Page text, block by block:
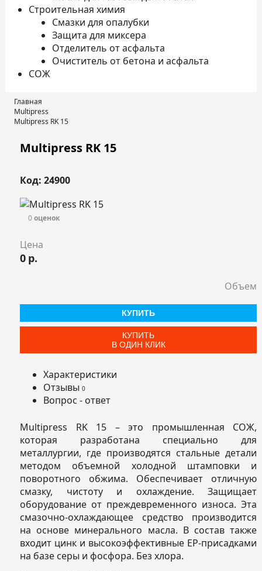
Строительная химия
Смазки для опалубки
Защита для миксера
Отделитель от асфальта
Очиститель от бетона и асфальта
СОЖ
Главная
Multipress
Multipress RK 15
Multipress RK 15
Код: 24900
0оценок
Цена
0 р.
Объем
КУПИТЬ
КУПИТЬ
В ОДИН КЛИК
Характеристики
Отзывы 0
Вопрос - ответ
Multipress RK 15 – это промышленная СОЖ,
которая разработана специально для
металлургии, где производятся стальные детали
методом объемной холодной штамповки и
поворотного обжима. Обеспечивает отличную
смазку, чистоту и охлаждение. Защищает
оборудование от преждевременного износа. Эта
смазочно-охлаждающее средство производится
на основе минерального масла. В состав также
входит цинк и высокоэффективные ЕР-присадками
на базе серы и фосфора. Без хлора.